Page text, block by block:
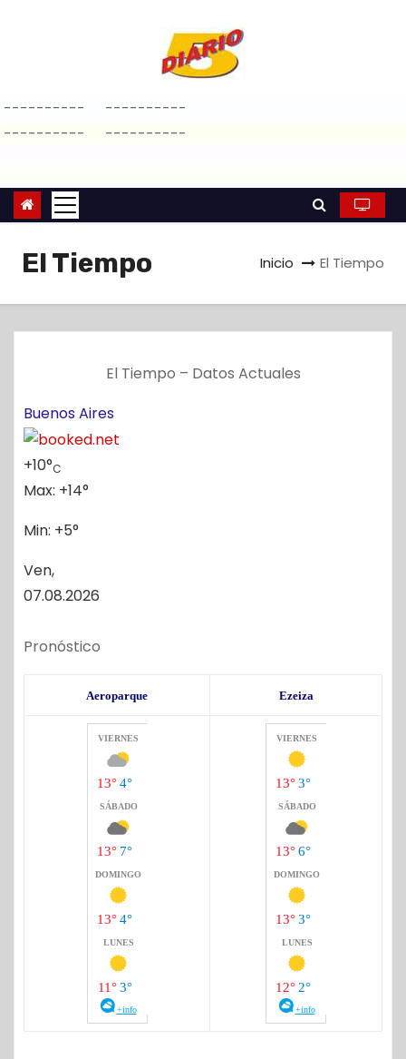
a
r
l
----------
----------
----------
----------
El Tiempo Inicio El Tiempo
El Tiempo – Datos Actuales
Buenos Aires
+10°C
Max: +14°
Min: +5°
Ven,
07.08.2026
Pronóstico
Aeroparque Ezeiza